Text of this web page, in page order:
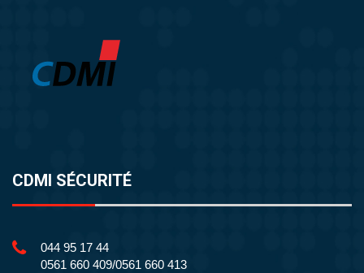
CDMI SÉCURITÉ
044 95 17 44
0561 660 409/0561 660 413